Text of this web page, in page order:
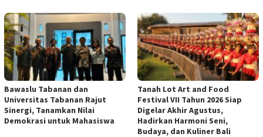
Bawaslu Tabanan dan
Universitas Tabanan Rajut
Sinergi, Tanamkan Nilai
Demokrasi untuk Mahasiswa
Tanah Lot Art and Food
Festival VII Tahun 2026 Siap
Digelar Akhir Agustus,
Hadirkan Harmoni Seni,
Budaya, dan Kuliner Bali